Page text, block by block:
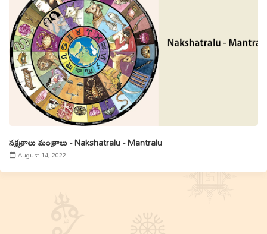
నక్షత్రాలు మంత్రాలు - Nakshatralu - Mantralu
August 14, 2022